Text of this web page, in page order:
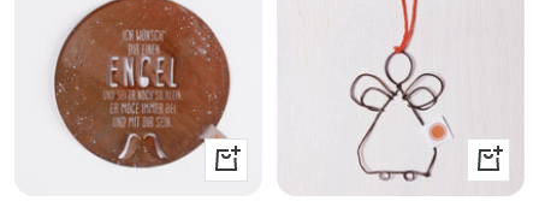
In
In